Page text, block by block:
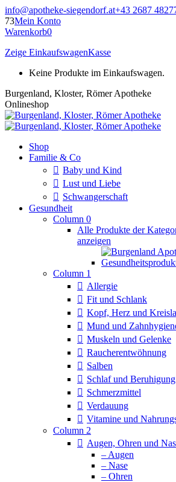
Zum
Inhalt
springen
info@apotheke-siegendorf.at+43 2687
73Mein Konto
Warenkorb0
Zeige EinkaufswagenKasse
Keine Produkte im Einkaufswagen.
Burgenland, Kloster, Römer Apotheke
Onlineshop
Shop
Familie & Co
Baby und Kind
Lust und Liebe
Schwangerschaft
Gesundheit
Column 0
Alle Produkte der
anzeigen
Column 1
Allergie
Fit und Schlank
Kopf, Herz und
Mund und
Muskeln und Gelenke
Raucherentwöhnung
Salben
Schlaf und Beruhigung
Schmerzmittel
Verdauung
Vitamine und
Column 2
Augen, Ohren und
– Augen
– Nase
– Ohren